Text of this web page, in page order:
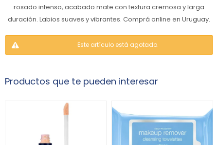
rosado intenso, acabado mate con textura cremosa y larga
duración. Labios suaves y vibrantes. Comprá online en Uruguay.
Este artículo está agotado.
Productos que te pueden interesar